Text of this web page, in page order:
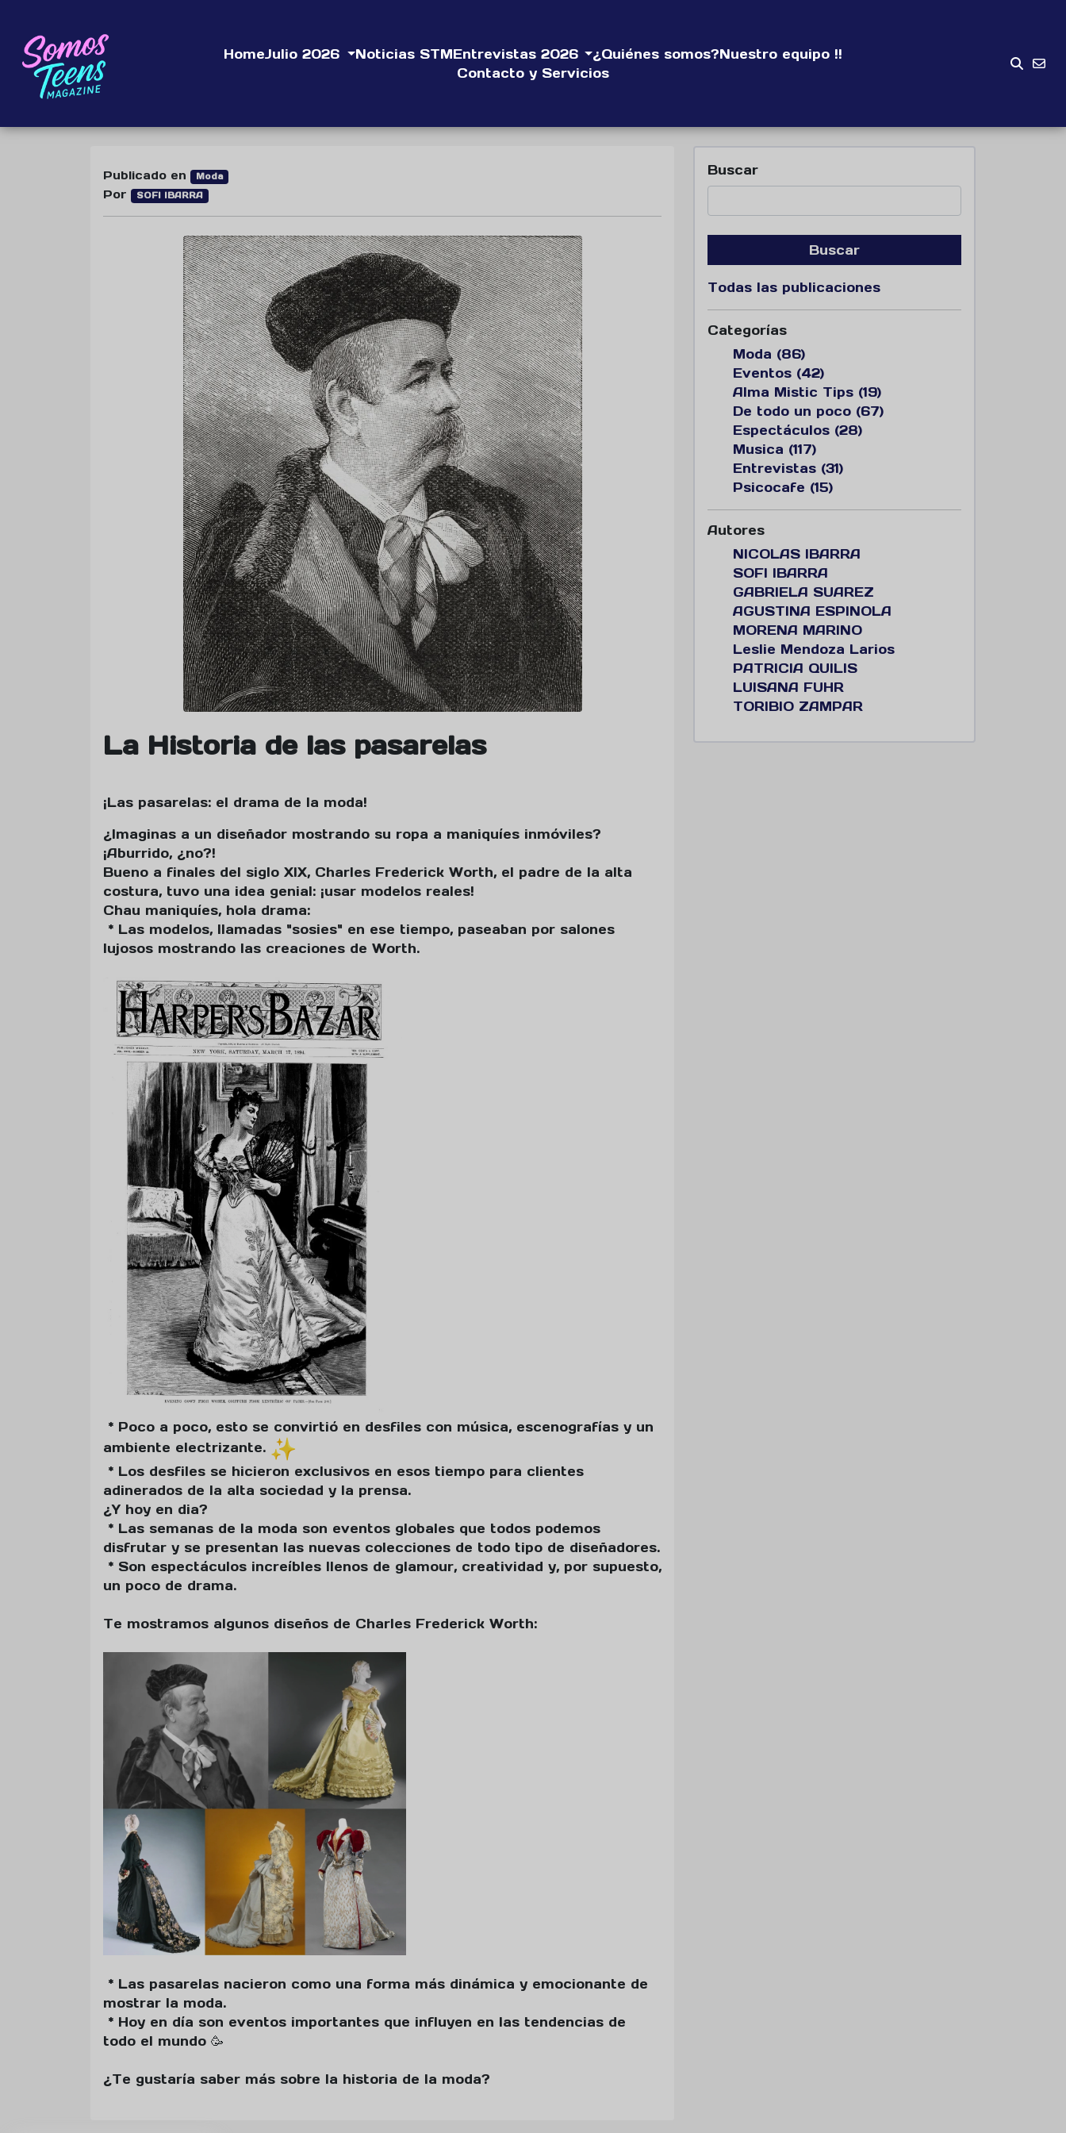
HomeJulio 2026 Noticias STMEntrevistas 2026 ¿Quiénes somos?Nuestro equipo !!
Contacto y Servicios
Publicado en Moda
Por SOFI IBARRA
La Historia de las pasarelas
¡Las pasarelas: el drama de la moda!
¿Imaginas a un diseñador mostrando su ropa a maniquíes inmóviles?
¡Aburrido, ¿no?!
Bueno a finales del siglo XIX, Charles Frederick Worth, el padre de la alta
costura, tuvo una idea genial: ¡usar modelos reales!
Chau maniquíes, hola drama:
* Las modelos, llamadas "sosies" en ese tiempo, paseaban por salones
lujosos mostrando las creaciones de Worth.
* Poco a poco, esto se convirtió en desfiles con música, escenografías y un
ambiente electrizante.
* Los desfiles se hicieron exclusivos en esos tiempo para clientes
adinerados de la alta sociedad y la prensa.
¿Y hoy en dia?
* Las semanas de la moda son eventos globales que todos podemos
disfrutar y se presentan las nuevas colecciones de todo tipo de diseñadores.
* Son espectáculos increíbles llenos de glamour, creatividad y, por supuesto,
un poco de drama.
Te mostramos algunos diseños de Charles Frederick Worth:
* Las pasarelas nacieron como una forma más dinámica y emocionante de
mostrar la moda.
* Hoy en día son eventos importantes que influyen en las tendencias de
todo el mundo 🥳
¿Te gustaría saber más sobre la historia de la moda?
Buscar
Buscar
Todas las publicaciones
Categorías
Moda (86)
Eventos (42)
Alma Mistic Tips (19)
De todo un poco (67)
Espectáculos (28)
Musica (117)
Entrevistas (31)
Psicocafe (15)
Autores
NICOLAS IBARRA
SOFI IBARRA
GABRIELA SUAREZ
AGUSTINA ESPINOLA
MORENA MARINO
Leslie Mendoza Larios
PATRICIA QUILIS
LUISANA FUHR
TORIBIO ZAMPAR